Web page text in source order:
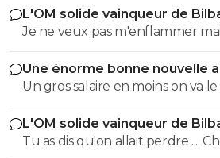
L'OM solide vainqueur de
Je ne veux pas m'enflammer
objectivement cette équipe
éléments qu'il faut vraiment
défense a renforcer le style de
rapide la signature de genesio
et efficace j'étais pourtant
c'est que le début je suis
Une énorme bonne nouvelle
Un gros salaire en moins on va
centre de formation..je pense
jeunes
L'OM solide vainqueur de
Tu as dis qu'on allait perdre ....